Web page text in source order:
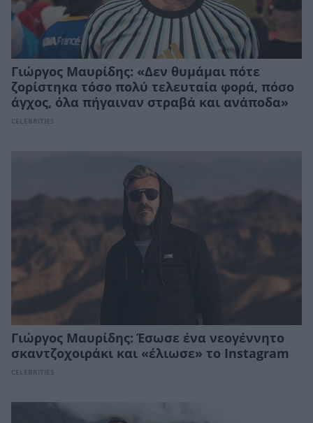
Γιώργος Μαυρίδης: «Δεν θυμάμαι πότε
ζορίστηκα τόσο πολύ τελευταία φορά, πόσο
άγχος, όλα πήγαιναν στραβά και ανάποδα»
CELEBRITIES
Γιώργος Μαυρίδης: Έσωσε ένα νεογέννητο
σκαντζοχοιράκι και «έλιωσε» το Instagram
CELEBRITIES